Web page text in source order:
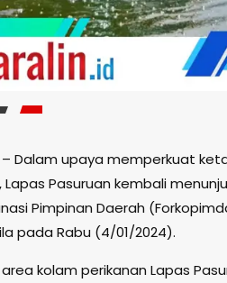
– Dalam upaya memperkuat
Pasuruan kembali
Pimpinan Daerah
pada Rabu (4/01/2024).
kolam perikanan Lapas